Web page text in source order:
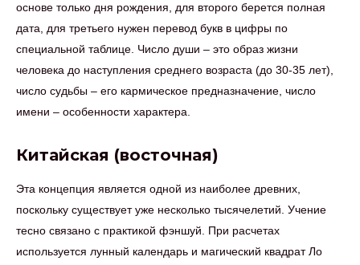
основе только дня рождения, для второго берется полная
дата, для третьего нужен перевод букв в цифры по
специальной таблице. Число души – это образ жизни
человека до наступления среднего возраста (до 30-35 лет),
число судьбы – его кармическое предназначение, число
имени – особенности характера.
Китайская (восточная)
Эта концепция является одной из наиболее древних,
поскольку существует уже несколько тысячелетий. Учение
тесно связано с практикой фэншуй. При расчетах
используется лунный календарь и магический квадрат Ло